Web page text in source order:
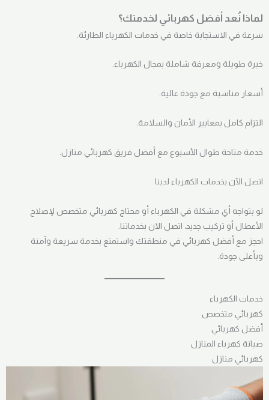
لماذا نُعد أفضل كهربائي لخدمتك؟
سرعة في الاستجابة خاصة في خدمات الكهرباء الطارئة.
خبرة طويلة ومعرفة شاملة بمجال الكهرباء.
أسعار مناسبة مع جودة عالية.
التزام كامل بمعايير الأمان والسلامة.
خدمة متاحة طوال الأسبوع مع أفضل فريق كهربائي منازل.
اتصل الآن بخدمات الكهرباء لدينا
لو بتواجه أي مشكلة في الكهرباء أو محتاج كهربائي متخصص لإصلاح
الأعطال أو تركيب جديد، اتصل الآن بخدماتنا.
احجز مع أفضل كهربائي في منطقتك واستمتع بخدمة سريعة وآمنة
وبأعلى جودة.
خدمات الكهرباء
كهربائي متخصص
أفضل كهربائي
صيانة كهرباء المنازل
كهربائي منازل